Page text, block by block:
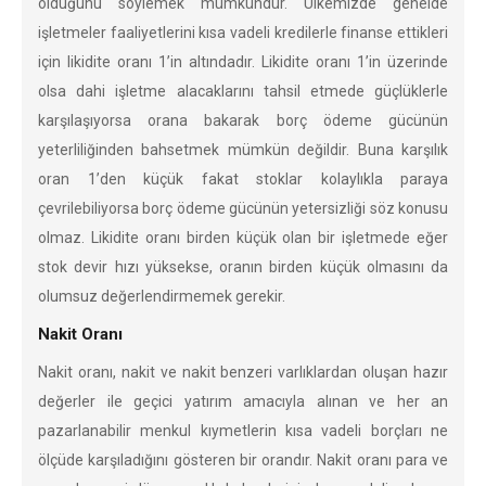
işletmeler faaliyetlerini kısa vadeli kredilerle finanse ettikleri
için likidite oranı 1’in altındadır. Likidite oranı 1’in üzerinde
olsa dahi işletme alacaklarını tahsil etmede güçlüklerle
karşılaşıyorsa orana bakarak borç ödeme gücünün
yeterliliğinden bahsetmek mümkün değildir. Buna karşılık
oran 1’den küçük fakat stoklar kolaylıkla paraya
çevrilebiliyorsa borç ödeme gücünün yetersizliği söz konusu
olmaz. Likidite oranı birden küçük olan bir işletmede eğer
stok devir hızı yüksekse, oranın birden küçük olmasını da
olumsuz değerlendirmemek gerekir.
Nakit Oranı
Nakit oranı, nakit ve nakit benzeri varlıklardan oluşan hazır
değerler ile geçici yatırım amacıyla alınan ve her an
pazarlanabilir menkul kıymetlerin kısa vadeli borçları ne
ölçüde karşıladığını gösteren bir orandır. Nakit oranı para ve